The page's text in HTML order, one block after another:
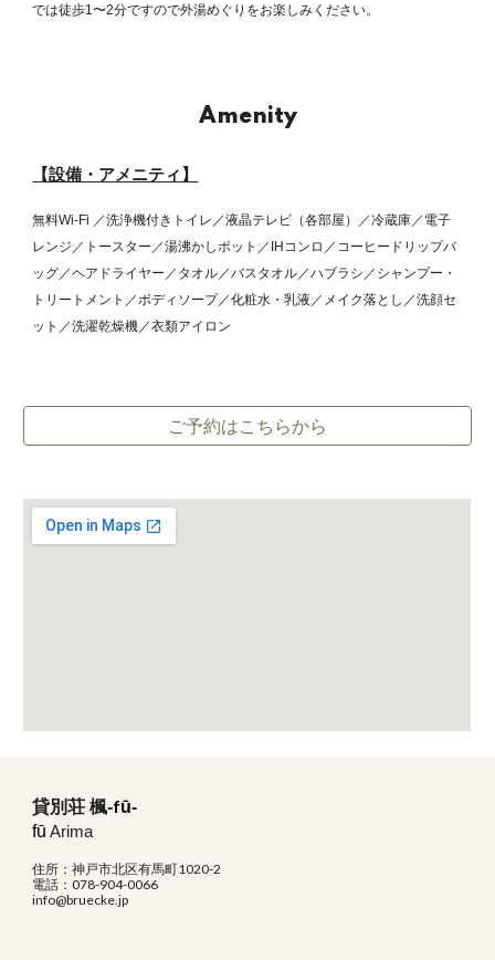
では徒歩1〜2分ですので外湯めぐりをお楽しみください。
Amenity
【設備・アメニティ】
無料Wi-Fi ／洗浄機付きトイレ／液晶テレビ（各部屋）／冷蔵庫／電子
レンジ／トースター／湯沸かしポット／IHコンロ／コーヒードリップバ
ッグ／ヘアドライヤー／タオル／バスタオル／ハブラシ／シャンプー・
トリートメント／ボディソープ／化粧水・乳液／メイク落とし／洗顔セ
ット／洗濯乾燥機／衣類アイロン
ご予約はこちらから
貸別荘 楓-fū-
fū Arima
住所：神戸市北区有馬町1020-2
電話：078-904-0066
info@bruecke.jp